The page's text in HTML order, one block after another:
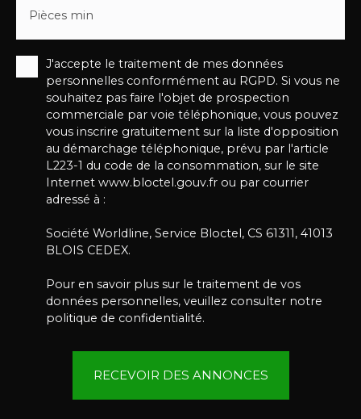
Pièces min
J'accepte le traitement de mes données
personnelles conformément au RGPD. Si vous ne
souhaitez pas faire l'objet de prospection
commerciale par voie téléphonique, vous pouvez
vous inscrire gratuitement sur la liste d'opposition
au démarchage téléphonique, prévu par l'article
L223-1 du code de la consommation, sur le site
Internet www.bloctel.gouv.fr ou par courrier
adressé à :
Société Worldline, Service Bloctel, CS 61311, 41013
BLOIS CEDEX.
Pour en savoir plus sur le traitement de vos
données personnelles, veuillez consulter notre
politique de confidentialité.
RECEVOIR DES ANNONCES